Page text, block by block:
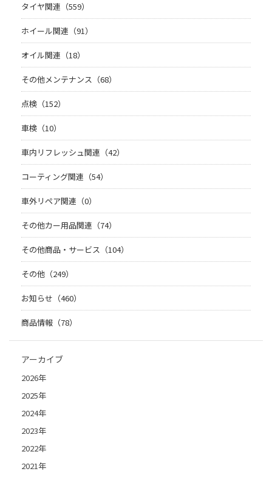
タイヤ関連（559）
ホイール関連（91）
オイル関連（18）
その他メンテナンス（68）
点検（152）
車検（10）
車内リフレッシュ関連（42）
コーティング関連（54）
車外リペア関連（0）
その他カー用品関連（74）
その他商品・サービス（104）
その他（249）
お知らせ（460）
商品情報（78）
アーカイブ
2026年
2025年
2024年
2023年
2022年
2021年